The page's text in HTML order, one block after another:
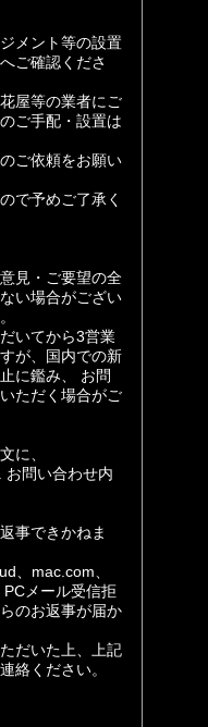
メント等の設置
ご確認くださ
屋等の業者にご
ご手配・設置は
ご依頼をお願い
で予めご了承く
見・ご要望の全
い場合がござい
いてから3営業
が、国内での新
に鑑み、 お問
ただく場合がご
に、
お問い合わせ内
事できかねま
、mac.com、
メール受信拒
のお返事が届か
だいた上、上記
絡ください。